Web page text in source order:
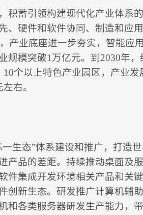
积蓄引领构建现代化产业体系
、硬件和软件协同、制造和应
产业底座进一步夯实，智能应
规模突破1万亿元。到2030年
个以上特色产业园区，产业
右。
一生态”体系建设和推广，打造
产品的差距。持续推动桌面及
件集成开发环境相关产品和关
创新生态。研发推广计算机辅
和各类服务器研发生产能力，